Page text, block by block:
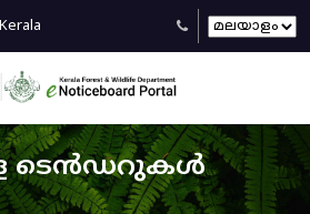
ടെൻഡറുകൾ